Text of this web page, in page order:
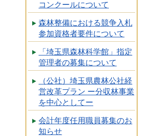
コンクールについて
森林整備における競争入札
参加資格者要件について
「埼玉県森林科学館」指定
管理者の募集について
（公社）埼玉県農林公社経
営改革プラン ー分収林事業
を中心としてー
会計年度任用職員募集のお
知らせ